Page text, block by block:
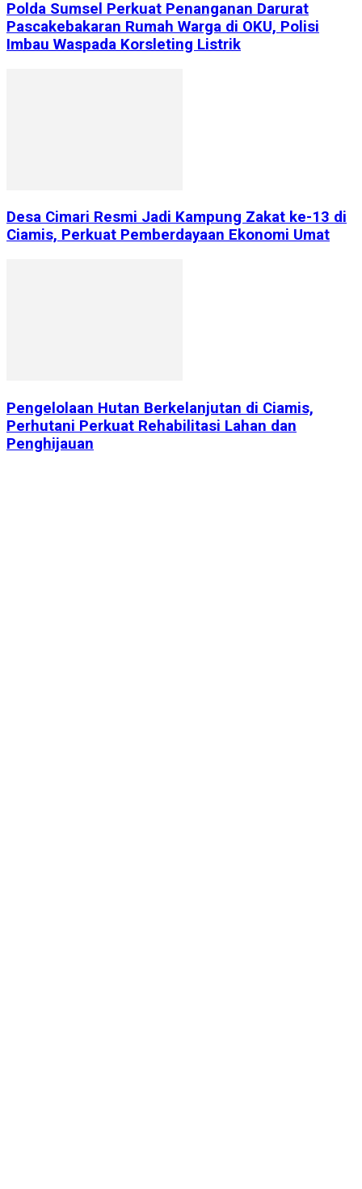
Polda Sumsel Perkuat Penanganan Darurat
Pascakebakaran Rumah Warga di OKU, Polisi
Imbau Waspada Korsleting Listrik
Desa Cimari Resmi Jadi Kampung Zakat ke-13 di
Ciamis, Perkuat Pemberdayaan Ekonomi Umat
Pengelolaan Hutan Berkelanjutan di Ciamis,
Perhutani Perkuat Rehabilitasi Lahan dan
Penghijauan